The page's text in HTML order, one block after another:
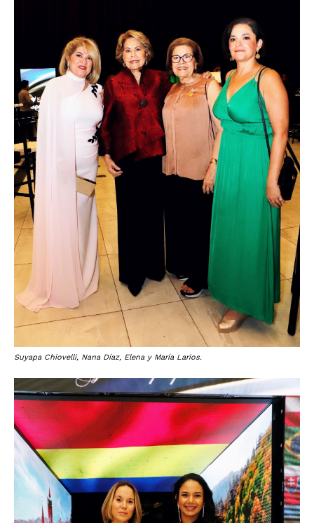
Suyapa Chiovelli, Nana Díaz, Elena y María Larios.